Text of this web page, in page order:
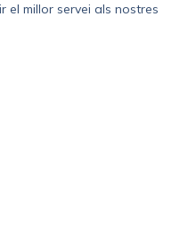
el millor servei als nostres